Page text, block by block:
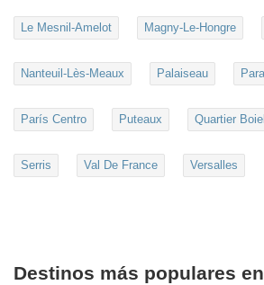
Le Mesnil-Amelot Magny-Le-Hongre
Nanteuil-Lès-Meaux Palaiseau
París Centro Puteaux Quartier
Serris Val De France Versalles
Destinos más populares